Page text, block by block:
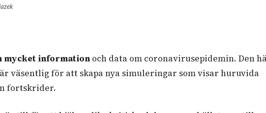
mycket information och data om coronavirusepidemin. Den
väsentlig för att skapa nya simuleringar som visar huruvida
fortskrider.